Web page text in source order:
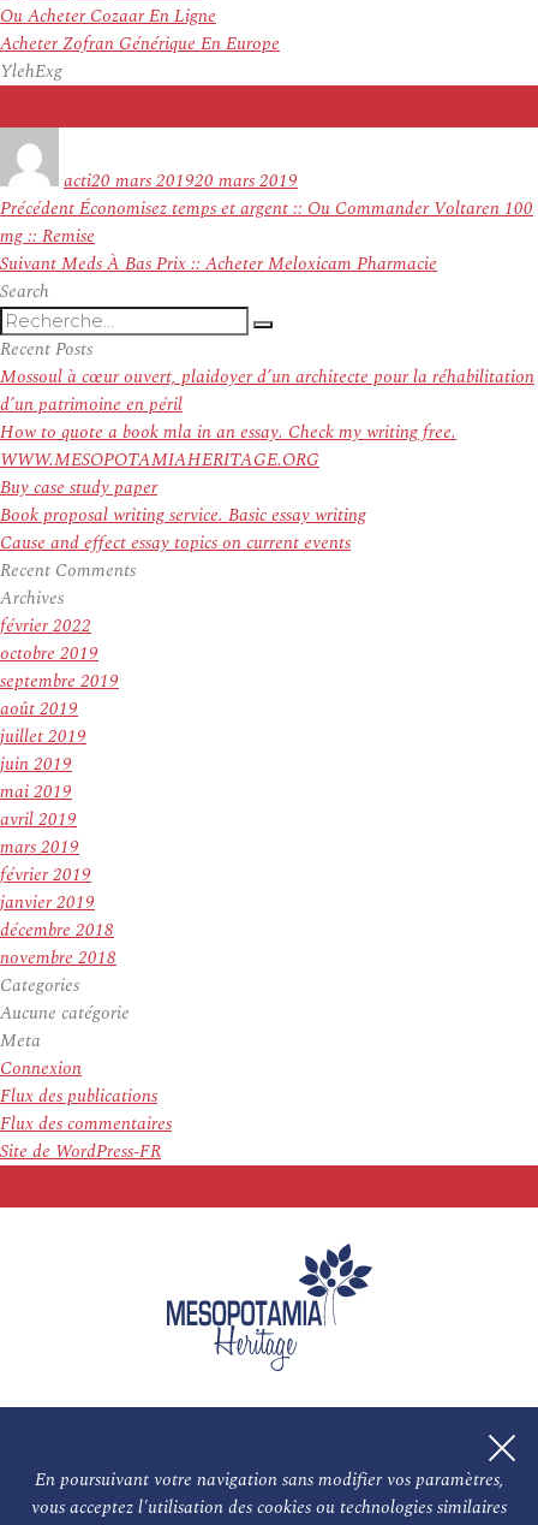
En poursuivant votre navigation sans modifier vos paramètres,
vous acceptez l'utilisation des cookies ou technologies similaires
Ou Acheter Cozaar En Ligne
Acheter Zofran Générique En Europe
YlehExg
actile
20 mars 201920 mars 2019
Navigation
de
l’article
PrécédentArticle
précédent :
Économisez temps et argent :: Ou Commander Voltaren 100
mg :: Remise
SuivantArticle
Meds À Bas Prix :: Acheter Meloxicam Pharmacie
Search
Recherche
pour
:
Recherche
Recent Posts
Mossoul à cœur ouvert, plaidoyer d’un architecte pour la réhabilitation
d’un patrimoine en péril
How to quote a book mla in an essay. Check my writing free.
WWW.MESOPOTAMIAHERITAGE.ORG
Buy case study paper
Book proposal writing service. Basic essay writing
Cause and effect essay topics on current events
Recent Comments
Archives
février 2022
octobre 2019
septembre 2019
août 2019
juillet 2019
juin 2019
mai 2019
avril 2019
mars 2019
février 2019
janvier 2019
décembre 2018
novembre 2018
Categories
Aucune catégorie
Meta
Connexion
Flux des publications
Flux des commentaires
Site de WordPress-FR